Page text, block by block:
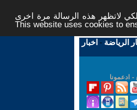
لاتظهر هذه الرسالة مرة اخرى -
This website uses cookies to
الرياضة - اخبار
- ادعمونا